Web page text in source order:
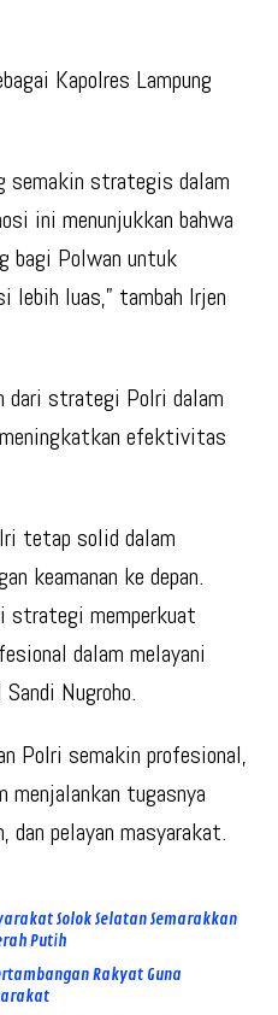
Kapolres Lampung
semakin strategis dalam
ini menunjukkan bahwa
bagi Polwan untuk
lebih luas,” tambah Irjen
dari strategi Polri dalam
efektivitas
tetap solid dalam
keamanan ke depan.
strategi memperkuat
dalam melayani
Nugroho.
Polri semakin profesional,
menjalankan tugasnya
dan pelayan masyarakat.
Solok Selatan Semarakkan
Putih
Rakyat Guna